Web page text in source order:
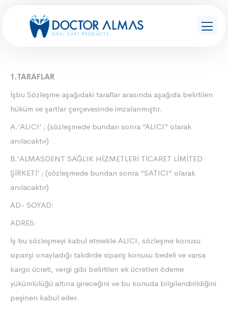
1.TARAFLAR
İşbu Sözleşme aşağıdaki taraflar arasında aşağıda belirtilen
hüküm ve şartlar çerçevesinde imzalanmıştır.
A.‘ALICI’ ; (sözleşmede bundan sonra “ALICI” olarak
anılacaktır)
B.‘ALMASDENT SAĞLIK HİZMETLERİ TİCARET LİMİTED
ŞİRKETİ’ ; (sözleşmede bundan sonra “SATICI” olarak
anılacaktır)
AD- SOYAD:
ADRES:
İş bu sözleşmeyi kabul etmekle ALICI, sözleşme konusu
siparişi onayladığı takdirde sipariş konusu bedeli ve varsa
kargo ücreti, vergi gibi belirtilen ek ücretleri ödeme
yükümlülüğü altına gireceğini ve bu konuda bilgilendirildiğini
peşinen kabul eder.